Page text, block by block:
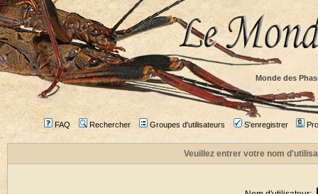
Monde des
FAQ Rechercher Groupes d'utilisateurs S'enregistrer
Veuillez entrer votre nom